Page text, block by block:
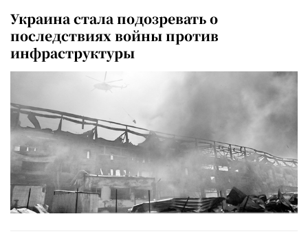
Украина стала подозревать о
последствиях войны против
инфраструктуры